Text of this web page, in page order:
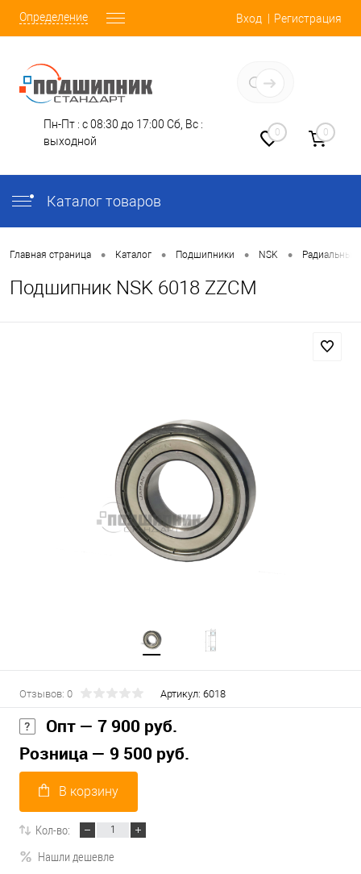
Определение Вход Регистрация
Пн-Пт : с 08:30 до 17:00 Сб, Вс :
выходной
0 0
Каталог товаров
Главная страница • Каталог • Подшипники • NSK •
Подшипник NSK 6018 ZZCM
Отзывов: 0 Артикул: 6018
Опт — 7 900 руб.
Розница — 9 500 руб.
В корзину
Кол-во:
Нашли дешевле